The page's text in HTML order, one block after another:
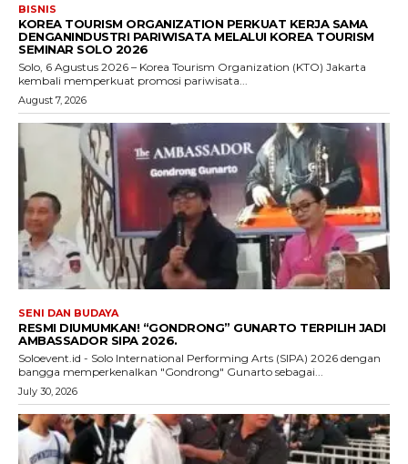
BISNIS
KOREA TOURISM ORGANIZATION PERKUAT KERJA SAMA
DENGANINDUSTRI PARIWISATA MELALUI KOREA TOURISM
SEMINAR SOLO 2026
Solo, 6 Agustus 2026 – Korea Tourism Organization (KTO) Jakarta
kembali memperkuat promosi pariwisata...
August 7, 2026
SENI DAN BUDAYA
RESMI DIUMUMKAN! “GONDRONG” GUNARTO TERPILIH JADI
AMBASSADOR SIPA 2026.
Soloevent.id - Solo International Performing Arts (SIPA) 2026 dengan
bangga memperkenalkan "Gondrong" Gunarto sebagai...
July 30, 2026